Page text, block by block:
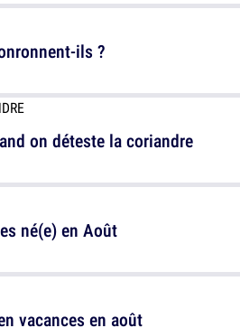
on déteste la coriandre
vacances en août
ils ?
né(e) en Août